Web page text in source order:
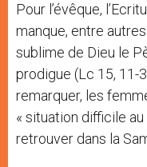
Pour l’évêque,
manque, entre
sublime de Dieu le
prodigue (Lc 15, 11-
remarquer, les
« situation difficile
retrouver dans la